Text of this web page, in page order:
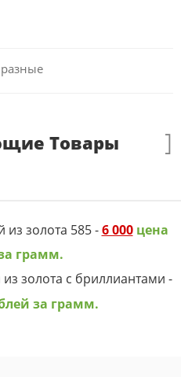
Товары
золота 585 -6 000цена
грамм.
золота с бриллиантами -
за грамм.